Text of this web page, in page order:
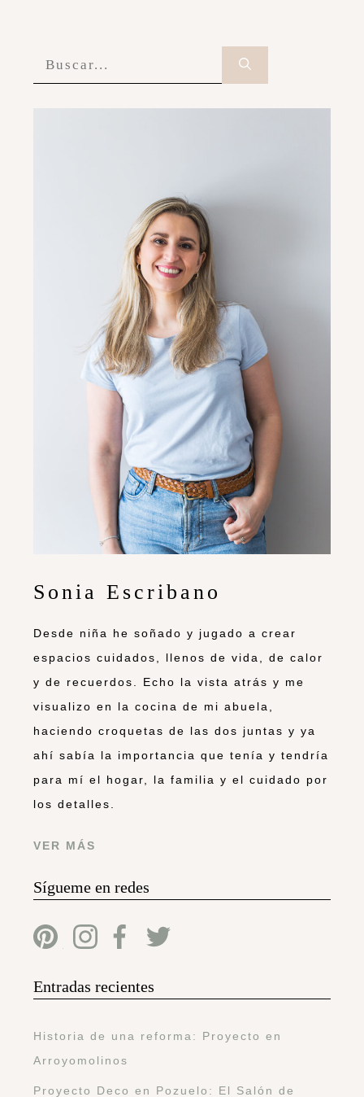
Sonia Escribano
Desde niña he soñado y jugado a crear
espacios cuidados, llenos de vida, de calor
y de recuerdos. Echo la vista atrás y me
visualizo en la cocina de mi abuela,
haciendo croquetas de las dos juntas y ya
ahí sabía la importancia que tenía y tendría
para mí el hogar, la familia y el cuidado por
los detalles.
VER MÁS
Sígueme en redes
Entradas recientes
Historia de una reforma: Proyecto en
Arroyomolinos
Proyecto Deco en Pozuelo: El Salón de